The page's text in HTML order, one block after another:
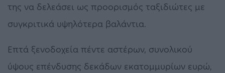
της να δελεάσει ως προορισμός ταξιδιώτες με
συγκριτικά υψηλότερα βαλάντια.
Επτά ξενοδοχεία πέντε αστέρων, συνολικού
ύψους επένδυσης δεκάδων εκατομμυρίων ευρώ,